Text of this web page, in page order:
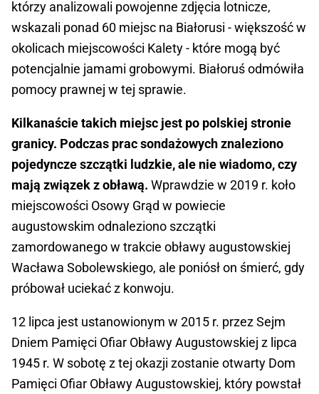
którzy analizowali powojenne zdjęcia lotnicze,
wskazali ponad 60 miejsc na Białorusi - większość w
okolicach miejscowości Kalety - które mogą być
potencjalnie jamami grobowymi. Białoruś odmówiła
pomocy prawnej w tej sprawie.
Kilkanaście takich miejsc jest po polskiej stronie
granicy. Podczas prac sondażowych znaleziono
pojedyncze szczątki ludzkie, ale nie wiadomo, czy
mają związek z obławą. Wprawdzie w 2019 r. koło
miejscowości Osowy Grąd w powiecie
augustowskim odnaleziono szczątki
zamordowanego w trakcie obławy augustowskiej
Wacława Sobolewskiego, ale poniósł on śmierć, gdy
próbował uciekać z konwoju.
12 lipca jest ustanowionym w 2015 r. przez Sejm
Dniem Pamięci Ofiar Obławy Augustowskiej z lipca
1945 r. W sobotę z tej okazji zostanie otwarty Dom
Pamięci Ofiar Obławy Augustowskiej, który powstał